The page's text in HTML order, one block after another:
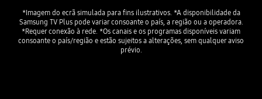
*Imagem do ecrã simulada para fins ilustrativos. *A disponibilidade da
Samsung TV Plus pode variar consoante o país, a região ou a operadora.
*Requer conexão à rede. *Os canais e os programas disponíveis variam
consoante o país/região e estão sujeitos a alterações, sem qualquer aviso
prévio.